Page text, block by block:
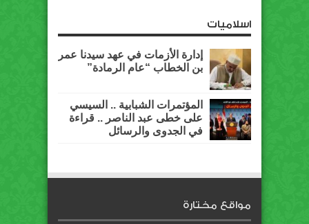
اسلاميات
إدارة الأزمات في عهد سيدنا عمر
بن الخطاب “عام الرمادة”
المؤتمرات الشبابية .. السيسي
على خطى عبد الناصر .. قراءة
في الجدوى والرسائل
مواقع مختارة